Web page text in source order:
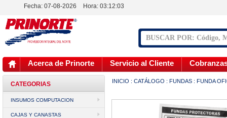
Fecha: 07-08-2026 Hora: 03:12:03
Acerca de Prinorte Servicio al Cliente
CATEGORIAS
INSUMOS COMPUTACION
CAJAS Y CANASTAS
INICIO : CATÁLOGO : FUNDAS : FUNDA